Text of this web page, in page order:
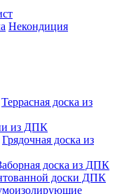
Некондиция
Террасная доска из
из ДПК
Грядочная доска из
доска из ДПК
доски ДПК